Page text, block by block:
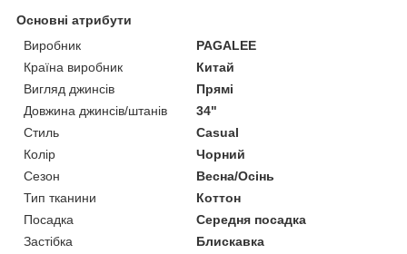
Основні атрибути
Виробник
PAGALEE
Країна виробник
Китай
Вигляд джинсів
Прямі
Довжина джинсів/штанів
34"
Стиль
Casual
Колір
Чорний
Сезон
Весна/Осінь
Тип тканини
Коттон
Посадка
Середня посадка
Застібка
Блискавка